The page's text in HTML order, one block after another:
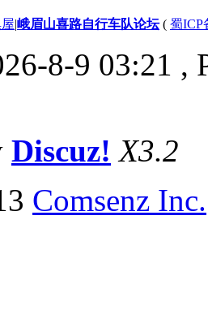
|峨眉山喜路自行车队论坛( 蜀ICP
8-9 03:21 ,
Discuz! X3.2
Comsenz Inc.